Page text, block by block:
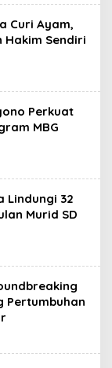
Curi Ayam,
Hakim Sendiri
Perkuat
MBG
Lindungi 32
Murid SD
Pertumbuhan